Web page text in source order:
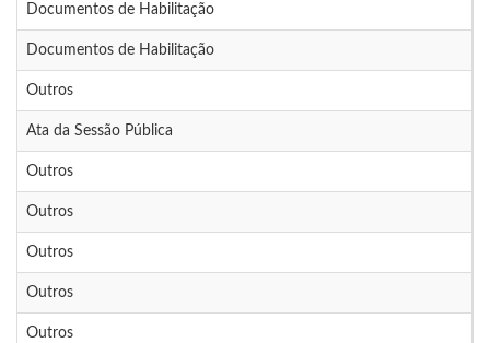
Documentos de Habilitação
Documentos de Habilitação
Outros
Ata da Sessão Pública
Outros
Outros
Outros
Outros
Outros